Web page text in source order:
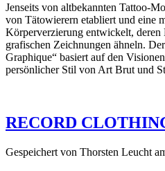
Jenseits von altbekannten Tattoo-
von Tätowierern etabliert und eine
Körperverzierung entwickelt,
grafischen Zeichnungen ähneln.
Graphique“ basiert auf den
persönlicher Stil von Art Brut und
RECORD
Gespeichert von Thorsten Leucht